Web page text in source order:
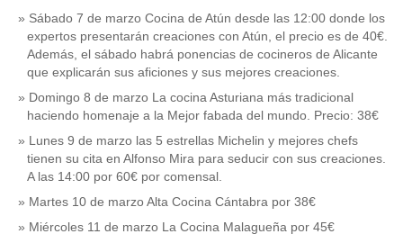
Sábado 7 de marzo Cocina de Atún desde las 12:00 donde los
expertos presentarán creaciones con Atún, el precio es de 40€.
Además, el sábado habrá ponencias de cocineros de Alicante
que explicarán sus aficiones y sus mejores creaciones.
Domingo 8 de marzo La cocina Asturiana más tradicional
haciendo homenaje a la Mejor fabada del mundo. Precio: 38€
Lunes 9 de marzo las 5 estrellas Michelin y mejores chefs
tienen su cita en Alfonso Mira para seducir con sus creaciones.
A las 14:00 por 60€ por comensal.
Martes 10 de marzo Alta Cocina Cántabra por 38€
Miércoles 11 de marzo La Cocina Malagueña por 45€